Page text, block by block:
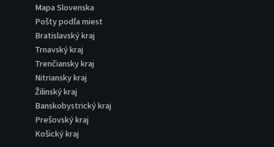
Mapa Slovenska
Pošty podľa miest
Bratislavský kraj
Trnavský kraj
Trenčiansky kraj
Nitriansky kraj
Žilinský kraj
Banskobystrický kraj
Prešovský kraj
Košický kraj